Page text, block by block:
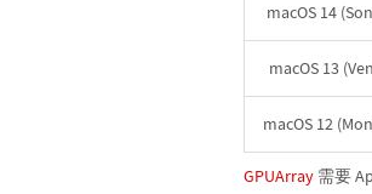
macOS 14
macOS 13
macOS 12
GPUArray 需要